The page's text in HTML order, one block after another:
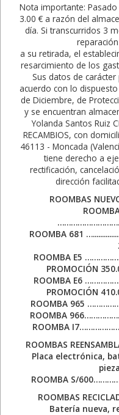
Nota importante:
3.00 € a razón del
día. Si transcurridos 3
a su retirada, el
resarcimiento de los
Sus datos de
acuerdo con lo
de Diciembre, de
y se encuentran
Yolanda Santos Ruiz
RECAMBIOS, con
46113 - Moncada
tiene derecho a
rectificación,
dirección
ROOMBAS
ROOMBA 681
ROOMBA E5
PROMOCIÓN
ROOMBA E6
PROMOCIÓN
ROOMBA 965
ROOMBA
ROOMBA
ROOMBAS
Placa electrónica,
ROOMBA S/
ROOMBAS
Batería nueva,